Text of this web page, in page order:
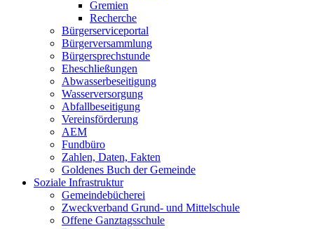
Gremien
Recherche
Bürgerserviceportal
Bürgerversammlung
Bürgersprechstunde
Eheschließungen
Abwasserbeseitigung
Wasserversorgung
Abfallbeseitigung
Vereinsförderung
AEM
Fundbüro
Zahlen, Daten, Fakten
Goldenes Buch der Gemeinde
Soziale Infrastruktur
Gemeindebücherei
Zweckverband Grund- und Mittelschule
Offene Ganztagsschule